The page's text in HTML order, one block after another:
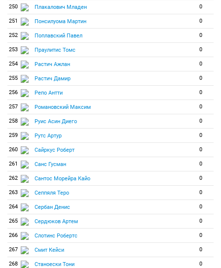
250 Плакалович Младен 0
251 Понсилуома Мартин 0
252 Поплавский Павел 0
253 Праулитис Томс 0
254 Растич Ажлан 0
255 Растич Дамир 0
256 Репо Антти 0
257 Романовский Максим 0
258 Руис Асин Диего 0
259 Рутс Артур 0
260 Сайркус Роберт 0
261 Санс Гусман 0
262 Сантос Морейра Кайо 0
263 Сеппяля Теро 0
264 Сербан Денис 0
265 Сердюков Артем 0
266 Слотинс Робертс 0
267 Смит Кейси 0
268 Станоески Тони 0